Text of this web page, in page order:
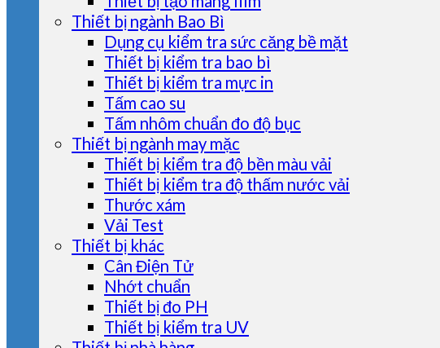
Thiết bị ngành Bao Bì
Dụng cụ kiểm tra sức căng bề mặt
Thiết bị kiểm tra bao bì
Thiết bị kiểm tra mực in
Tấm cao su
Tấm nhôm chuẩn đo độ bục
Thiết bị ngành may mặc
Thiết bị kiểm tra độ bền màu vải
Thiết bị kiểm tra độ thấm nước vải
Thước xám
Vải Test
Thiết bị khác
Cân Điện Tử
Nhớt chuẩn
Thiết bị đo PH
Thiết bị kiểm tra UV